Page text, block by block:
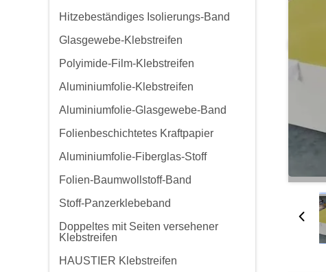
Hitzebeständiges Isolierungs-Band
Glasgewebe-Klebstreifen
Polyimide-Film-Klebstreifen
Aluminiumfolie-Klebstreifen
Aluminiumfolie-Glasgewebe-Band
Folienbeschichtetes Kraftpapier
Aluminiumfolie-Fiberglas-Stoff
Folien-Baumwollstoff-Band
Stoff-Panzerklebeband
Doppeltes mit Seiten versehener
Klebstreifen
HAUSTIER Klebstreifen